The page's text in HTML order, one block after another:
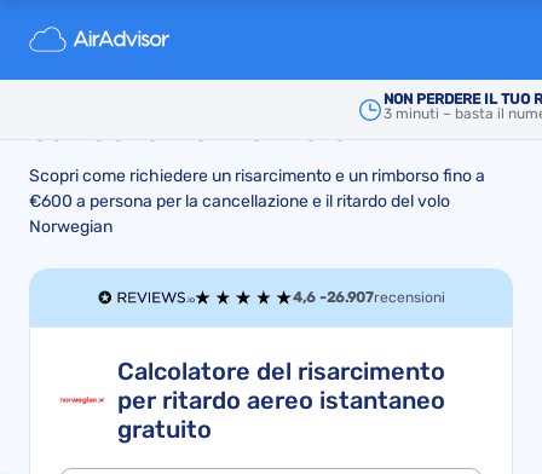
NON PERDERE IL TUO
3 minuti – basta il
Risarcimento e rimborso
Norwegian per ritardi aerei o
Scopri come richiedere un risarcimento e un rimborso fino a
€600 a persona per la cancellazione e il ritardo del volo
Norwegian
4,6 -26.907recensioni
Calcolatore del risarcimento
per ritardo aereo istantaneo
gratuito